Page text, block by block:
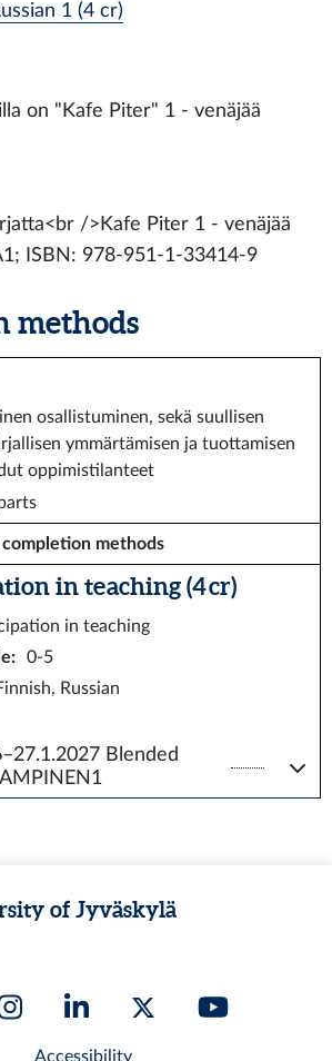
1 (4 cr)
on "Kafe Piter" 1 - venäjää
/>Kafe Piter 1 - venäjää
ISBN: 978-951-1-33414-9
methods
osallistuminen, sekä suullisen
ymmärtämisen ja tuottamisen
oppimistilanteet
methods
in teaching (4 cr)
in teaching
:
0-5
Russian
Blended
of Jyväskylä
Accessibility